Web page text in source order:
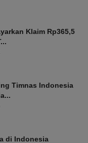
Klaim Rp365,5
Timnas Indonesia
di Indonesia